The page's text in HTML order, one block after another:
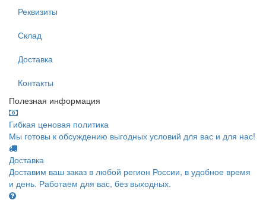
Реквизиты
Склад
Доставка
Контакты
Полезная информация
Гибкая ценовая политика
Мы готовы к обсуждению выгодных условий для вас и для нас!
Доставка
Доставим ваш заказ в любой регион России, в удобное время
и день. Работаем для вас, без выходных.